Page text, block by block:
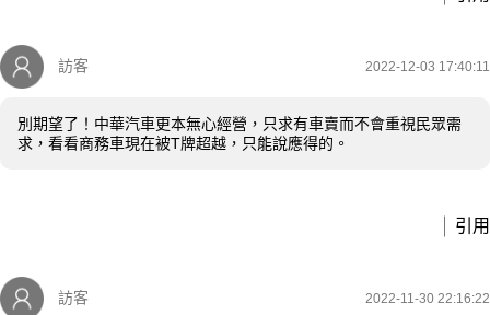
訪客 2022-12-03 17:40:11
別期望了！中華汽車更本無心經營，只求有車賣而不會重視民眾需
求，看看商務車現在被T牌超越，只能說應得的。
引用
訪客 2022-11-30 22:16:22